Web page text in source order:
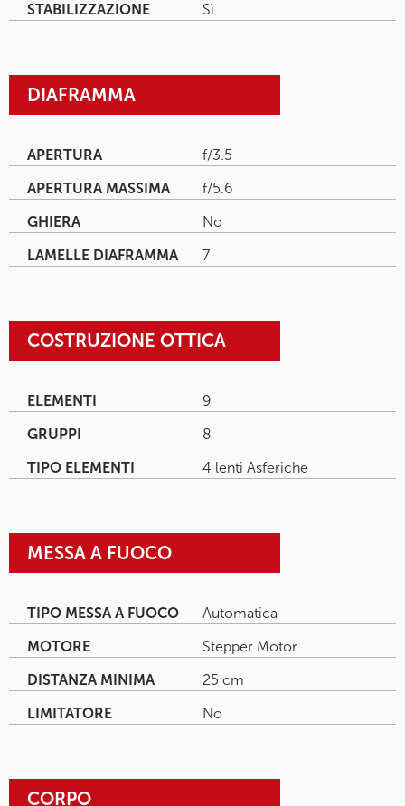
STABILIZZAZIONE
Sì
DIAFRAMMA
APERTURA
f/3.5
APERTURA MASSIMA
f/5.6
GHIERA
No
LAMELLE DIAFRAMMA
7
COSTRUZIONE OTTICA
ELEMENTI
9
GRUPPI
8
TIPO ELEMENTI
4 lenti Asferiche
MESSA A FUOCO
TIPO MESSA A FUOCO
Automatica
MOTORE
Stepper Motor
DISTANZA MINIMA
25 cm
LIMITATORE
No
CORPO